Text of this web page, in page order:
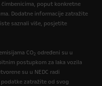
poput konkretne
Dodatne informacije zatražite
saznali više, posjetite
CO2 određeni su u
postupkom za laka vozila
su u NEDC radi
zatražite od svog